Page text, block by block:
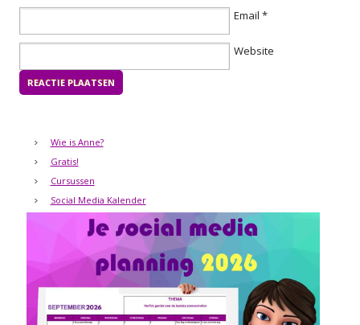
Email *
Website
Wie is Anne?
Gratis!
Cursussen
Social Media Kalender